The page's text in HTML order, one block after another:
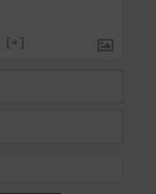
[+]